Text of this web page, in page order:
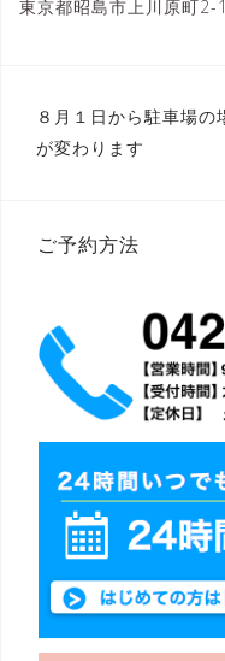
東京都昭島市上川原町2-
投
稿
ナ
ョ
８月１日から駐車場の
が変わります
ご予約方法